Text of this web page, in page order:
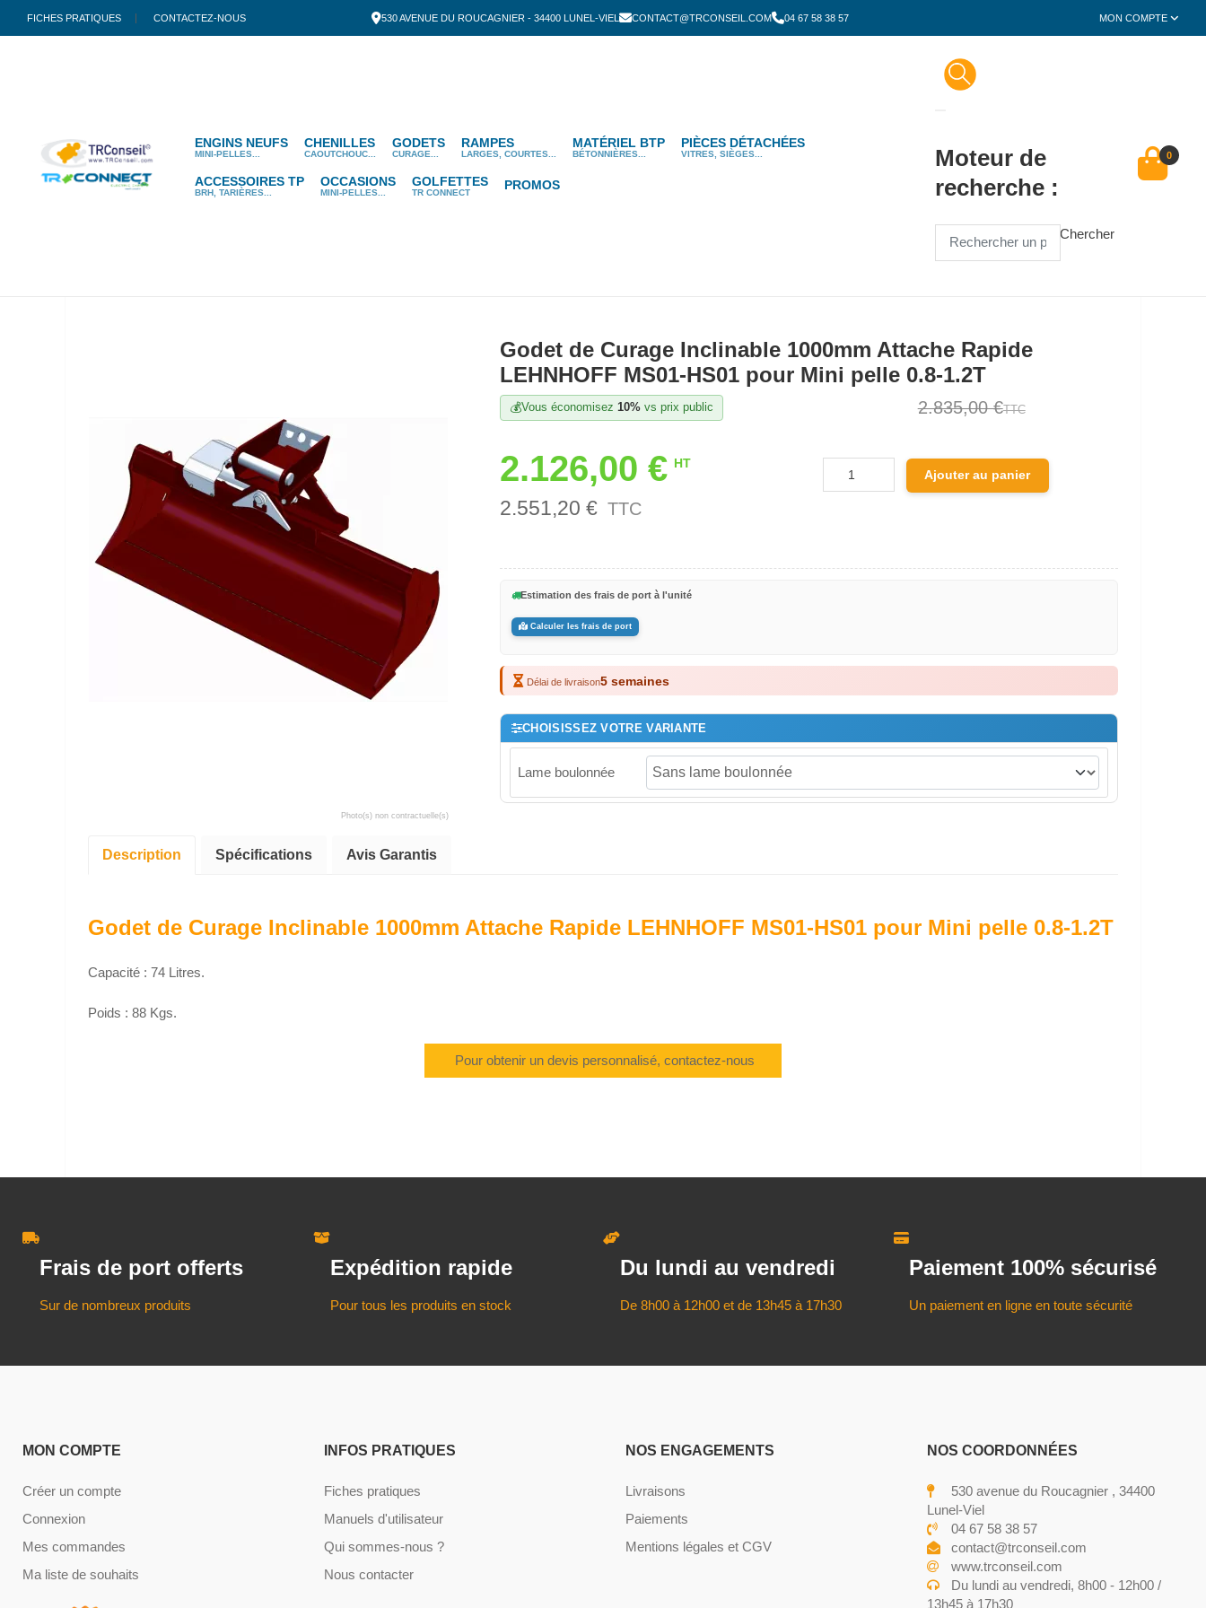
FICHES PRATIQUES CONTACTEZ-NOUS 530 AVENUE DU ROUCAGNIER - 34400 LUNEL-VIEL CONTACT@TRCONSEIL.COM 04 67 58 38 57 MON COMPTE
ENGINS NEUFS
MINI-PELLES...
CHENILLES
CAOUTCHOUC...
GODETS
CURAGE...
RAMPES
LARGES, COURTES...
MATÉRIEL BTP
BÉTONNIÈRES...
PIÈCES DÉTACHÉES
VITRES, SIÈGES...
ACCESSOIRES TP
BRH, TARIÈRES...
OCCASIONS
MINI-PELLES...
GOLFETTES
TR CONNECT PROMOS
Moteur de
recherche :
Chercher
0
Photo(s) non contractuelle(s)
Godet de Curage Inclinable 1000mm Attache Rapide
LEHNHOFF MS01-HS01 pour Mini pelle 0.8-1.2T
💰Vous économisez10% vs prix public 2.835,00 €TTC
2.126,00 € HT
2.551,20 € TTC
Ajouter au panier
Estimation des frais de port à l'unité
Calculer les frais de port
Délai de livraison5 semaines
CHOISISSEZ VOTRE VARIANTE
Lame boulonnée
Description Spécifications Avis Garantis
Godet de Curage Inclinable 1000mm Attache Rapide LEHNHOFF MS01-HS01 pour Mini pelle 0.8-1.2T
Capacité : 74 Litres.
Poids : 88 Kgs.
Pour obtenir un devis personnalisé, contactez-nous
Frais de port offerts
Sur de nombreux produits
Expédition rapide
Pour tous les produits en stock
Du lundi au vendredi
De 8h00 à 12h00 et de 13h45 à 17h30
Paiement 100% sécurisé
Un paiement en ligne en toute sécurité
MON COMPTE
Créer un compte
Connexion
Mes commandes
Ma liste de souhaits
INFOS PRATIQUES
Fiches pratiques
Manuels d'utilisateur
Qui sommes-nous ?
Nous contacter
NOS ENGAGEMENTS
Livraisons
Paiements
Mentions légales et CGV
NOS COORDONNÉES
530 avenue du Roucagnier , 34400
Lunel-Viel
04 67 58 38 57
contact@trconseil.com
www.trconseil.com
Du lundi au vendredi, 8h00 - 12h00 /
13h45 à 17h30